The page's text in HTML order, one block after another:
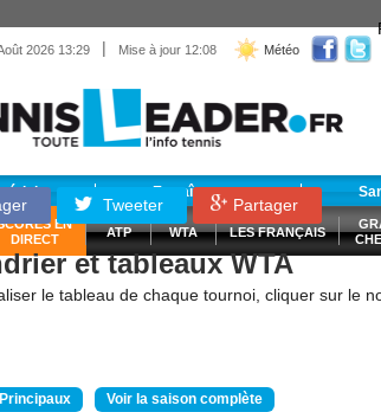
2026 13:29 | Mise à jour 12:08 Météo
Entraînement
EN
DIRECT
ATP WTA LES FRANÇAIS
Tweeter Partager
et tableaux WTA
le tableau de chaque tournoi, cliquer sur le
Voir la saison complète